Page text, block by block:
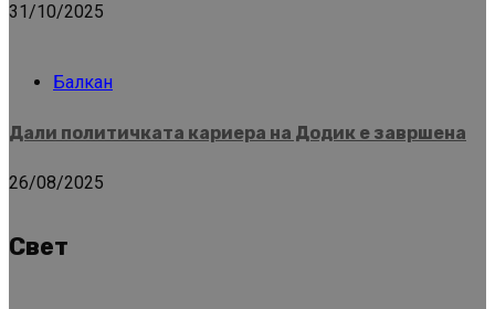
31/10/2025
Балкан
Дали политичката кариера на Додик е завршена
26/08/2025
Свет